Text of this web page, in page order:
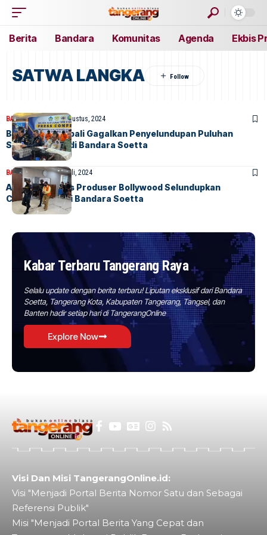
Berita Bandara Komunitas Agenda Ekbis
SATWA LANGKA
BANDARABERITA7 Agustus, 2024
Bea Cukai Kembali Gagalkan Penyelundupan Puluhan
Satwa Langka di Bandara Soetta
BANDARABERITA4 Juli, 2024
Aktor Sekaligus Produser Bollywood Selundupkan
Cendrawasih di Bandara Soetta
Kabar Terbaru Tangerang Raya
Selalu update dengan berita terbaru! Liputan eksklusif dari Bandara
Soetta, Tangerang Kota, Kabupaten Tangerang, Tangsel, dan
Banten hadir setiap hari di TangerangOnline
Explore Now
Visi Dan Misi TangerangOnline.id:
Visi "Menjadi Portal Berita Nomor Satu dan Sebagai
Referensi Publik"
Misi "Menjadi Portal Berita Yang Cepat dan